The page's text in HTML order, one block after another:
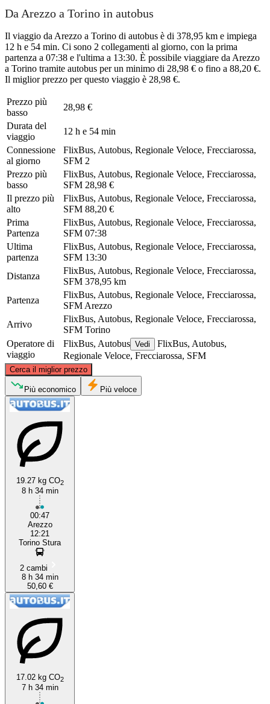
Da Arezzo a Torino in autobus
Il viaggio da Arezzo a Torino di autobus è di 378,95 km e impiega
12 h e 54 min. Ci sono 2 collegamenti al giorno, con la prima
partenza a 07:38 e l'ultima a 13:30. È possibile viaggiare da Arezzo
a Torino tramite autobus per un minimo di 28,98 € o fino a 88,20 €.
Il miglior prezzo per questo viaggio è 28,98 €.
Prezzo più
basso
28,98 €
Durata del
viaggio
12 h e 54 min
Connessione
al giorno
FlixBus, Autobus, Regionale Veloce, Frecciarossa,
SFM 2
Prezzo più
basso
FlixBus, Autobus, Regionale Veloce, Frecciarossa,
SFM 28,98 €
Il prezzo più
alto
FlixBus, Autobus, Regionale Veloce, Frecciarossa,
SFM 88,20 €
Prima
Partenza
FlixBus, Autobus, Regionale Veloce, Frecciarossa,
SFM 07:38
Ultima
partenza
FlixBus, Autobus, Regionale Veloce, Frecciarossa,
SFM 13:30
Distanza
FlixBus, Autobus, Regionale Veloce, Frecciarossa,
SFM 378,95 km
Partenza
FlixBus, Autobus, Regionale Veloce, Frecciarossa,
SFM Arezzo
Arrivo
FlixBus, Autobus, Regionale Veloce, Frecciarossa,
SFM Torino
Operatore di
viaggio
FlixBus, Autobus Vedi
FlixBus, Autobus,
Regionale Veloce, Frecciarossa, SFM
Cerca il miglior prezzo
Turin
©CARTO, ©OpenStreetMap
Più economico Più veloce
19.27 kg CO2
8 h 34 min
00:47
Arezzo
12:21
Torino Stura
2 cambi
8 h 34 min
50,60 €
17.02 kg CO2
7 h 34 min